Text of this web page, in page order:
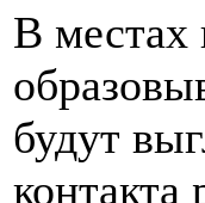
В местах
будут